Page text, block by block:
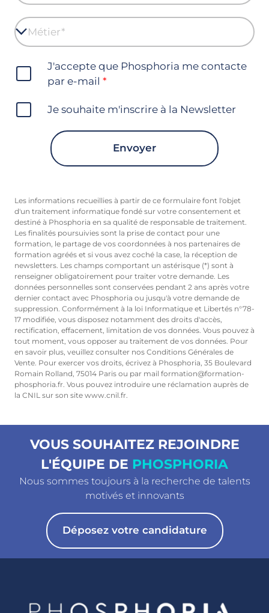
J'accepte que Phosphoria me contacte
par e-mail
Je souhaite m'inscrire à la Newsletter
Envoyer
Les informations recueillies à partir de ce formulaire font l'objet
d'un traitement informatique fondé sur votre consentement et
destiné à Phosphoria en sa qualité de responsable de traitement.
Les finalités poursuivies sont la prise de contact pour une
formation, le partage de vos coordonnées à nos partenaires de
formation agréés et si vous avez coché la case, la réception de
newsletters. Les champs comportant un astérisque (*) sont à
renseigner obligatoirement pour traiter votre demande. Les
données personnelles sont conservées pendant 2 ans après votre
dernier contact avec Phosphoria ou jusqu'à votre demande de
suppression. Conformément à la loi Informatique et Libertés n°78-
17 modifiée, vous disposez notamment des droits d'accès,
rectification, effacement, limitation de vos données. Vous pouvez à
tout moment, vous opposer au traitement de vos données. Pour
en savoir plus, veuillez consulter nos Conditions Générales de
Vente. Pour exercer vos droits, écrivez à Phosphoria, 35 Boulevard
Romain Rolland, 75014 Paris ou par mail formation@formation-
phosphoria.fr. Vous pouvez introduire une réclamation auprès de
la CNIL sur son site www.cnil.fr.
VOUS SOUHAITEZ REJOINDRE
L'ÉQUIPE DE PHOSPHORIA
Nous sommes toujours à la recherche de talents
motivés et innovants
Déposez votre candidature